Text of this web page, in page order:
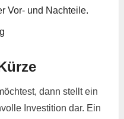
Vor- und Nachteile.
dann stellt ein
Investition dar. Ein